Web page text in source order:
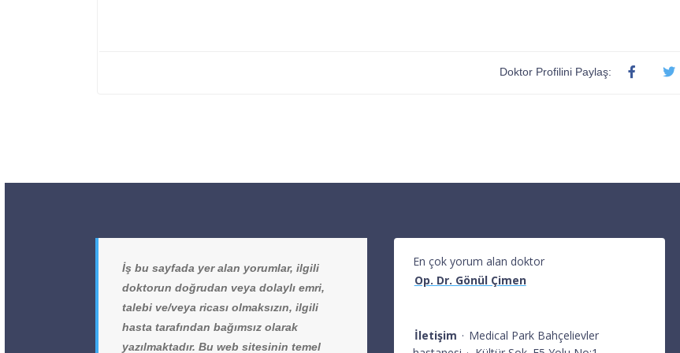
Doktor Profilini Paylaş:
İş bu sayfada yer alan yorumlar, ilgili
doktorun doğrudan veya dolaylı emri,
talebi ve/veya ricası olmaksızın, ilgili
hasta tarafından bağımsız olarak
yazılmaktadır. Bu web sitesinin temel
En çok yorum alan doktor
Op. Dr. Gönül Çimen
İletişim · Medical Park Bahçelievler